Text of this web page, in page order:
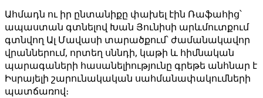
Ահմադն ու իր ընտանիքը փախել էին Ռաֆահից՝
ապաստան գտնելով Խան Յունիսի արևմուտքում
գտնվող Ալ Մավասի տարածքում՝ ժամանակավոր
վրաններում, որտեղ սննդի, կաթի և հիմնական
պարագաների հասանելիությունը գրեթե անհնար է
Իսրայելի շարունակական սահմանափակումների
պատճառով։